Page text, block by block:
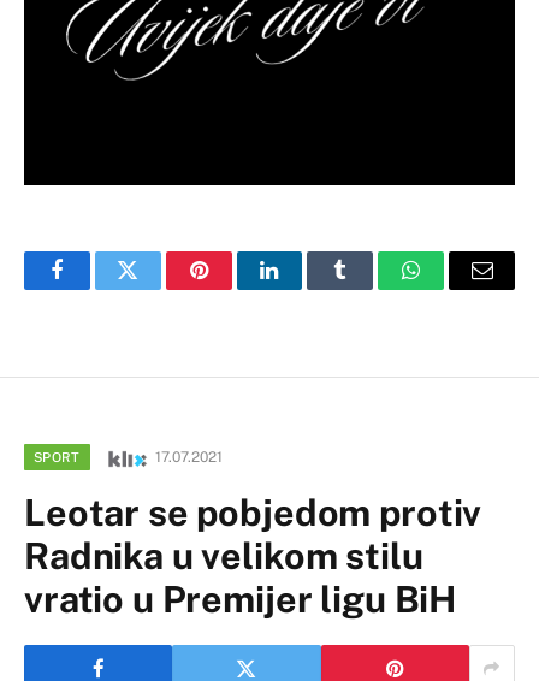
FacebookTwitter PinterestLinkedInTumblr WhatsAppEmail
SPORT 17.07.2021
Leotar se pobjedom protiv
Radnika u velikom stilu
vratio u Premijer ligu BiH